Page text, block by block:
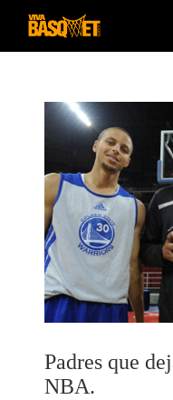
Saltar
Padres que
NBA.